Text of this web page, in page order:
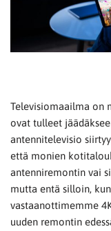
Televisiomaailma on
ovat tulleet
antennitelevisio
että monien
antenniremontin vai
mutta entä silloin,
vastaanottimemme
uuden remontin